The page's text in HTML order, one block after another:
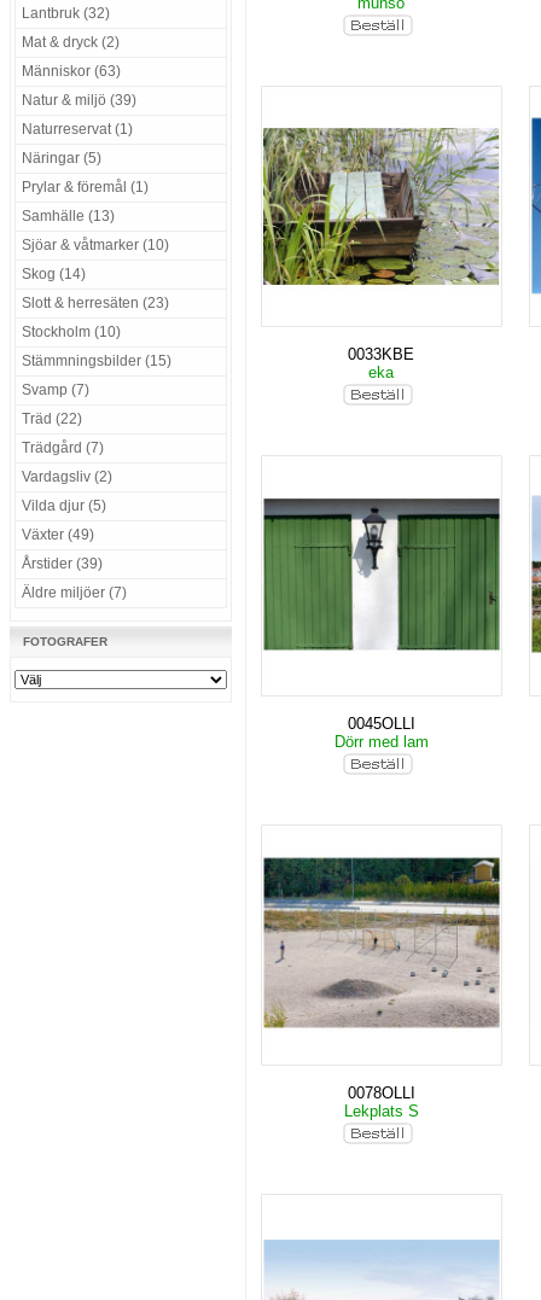
Lantbruk (32)
Mat & dryck (2)
Människor (63)
Natur & miljö (39)
Naturreservat (1)
Näringar (5)
Prylar & föremål (1)
Samhälle (13)
Sjöar & våtmarker (10)
Skog (14)
Slott & herresäten (23)
Stockholm (10)
Stämmningsbilder (15)
Svamp (7)
Träd (22)
Trädgård (7)
Vardagsliv (2)
Vilda djur (5)
Växter (49)
Årstider (39)
Äldre miljöer (7)
FOTOGRAFER
0033KBE
eka
0045OLLI
Dörr med lam
0078OLLI
Lekplats S